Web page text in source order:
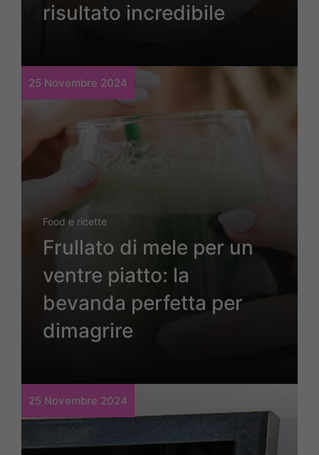
risultato incredibile
25 Novembre 2024
Food e ricette
Frullato di mele per un
ventre piatto: la
bevanda perfetta per
dimagrire
25 Novembre 2024